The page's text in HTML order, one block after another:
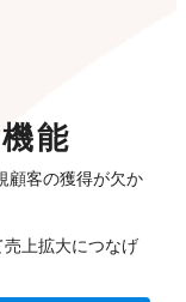
能
顧客の獲得が欠か
上拡大につなげ